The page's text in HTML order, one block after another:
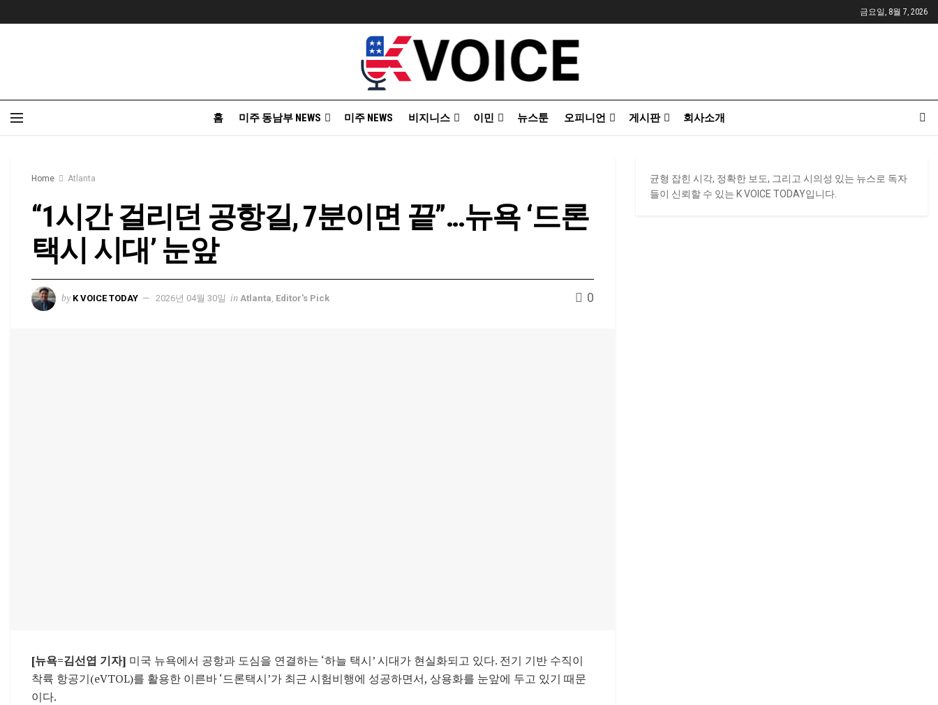
금요일, 8월 7, 2026
홈 미주 동남부 NEWS 미주 NEWS 비지니스 이민 뉴스툰 오피니언 게시판 회사소개
Home Atlanta
“1시간 걸리던 공항길, 7분이면 끝”…뉴욕 ‘드론
택시 시대’ 눈앞
by K VOICE TODAY 2026년 04월 30일 in Atlanta Editor's Pick 0
[뉴욕=김선엽 기자] 미국 뉴욕에서 공항과 도심을 연결하는 ‘하늘 택시’ 시대가 현실화되고 있다. 전기 기반 수직이
착륙 항공기(eVTOL)를 활용한 이른바 ‘드론택시’가 최근 시험비행에 성공하면서, 상용화를 눈앞에 두고 있기 때문
이다.
균형 잡힌 시각, 정확한 보도, 그리고 시의성 있는 뉴스로 독자
들이 신뢰할 수 있는 K VOICE TODAY입니다.